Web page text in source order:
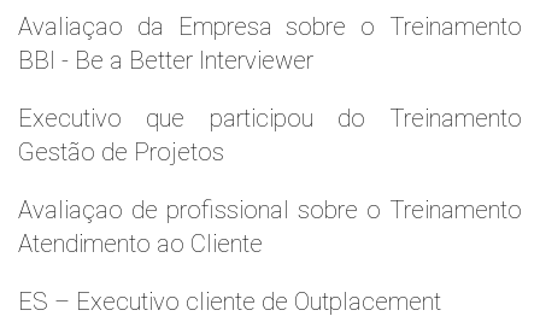
Avaliaçao da Empresa sobre o Treinamento
BBI - Be a Better Interviewer
Executivo que participou do Treinamento
Gestão de Projetos
Avaliaçao de profissional sobre o Treinamento
Atendimento ao Cliente
ES – Executivo cliente de Outplacement